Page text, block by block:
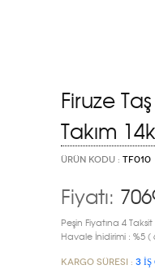
Firuze
Takım 14k
ÜRÜN KODU : TF010
Fiyatı:
Peşin Fiyatına 4 Taksit
Havale İnidirimi : %5 (
Kargo Süresi : 3 İŞ